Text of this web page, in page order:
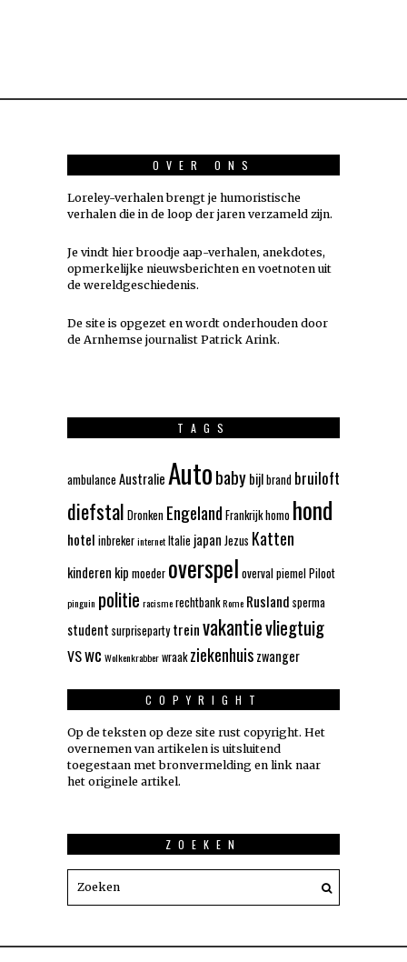
OVER ONS
Loreley-verhalen brengt je humoristische
verhalen die in de loop der jaren verzameld zijn.
Je vindt hier broodje aap-verhalen, anekdotes,
opmerkelijke nieuwsberichten en voetnoten uit
de wereldgeschiedenis.
De site is opgezet en wordt onderhouden door
de Arnhemse journalist Patrick Arink.
TAGS
ambulance Australie Autobabybijlbrand bruiloft
diefstal Dronken Engeland Frankrijkhomo hond
hotel inbrekerinternetItalie japan Jezus Katten
kinderen kip moeder overspel overvalpiemelPiloot
pinguin politie racismerechtbankRome Rusland sperma
student surpriseparty treinvakantievliegtuig
VSwc Wolkenkrabberwraak ziekenhuiszwanger
COPYRIGHT
Op de teksten op deze site rust copyright. Het
overnemen van artikelen is uitsluitend
toegestaan met bronvermelding en link naar
het originele artikel.
ZOEKEN